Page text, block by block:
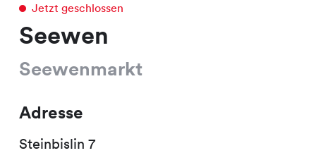
Jetzt geschlossen
Seewen
Seewenmarkt
Adresse
Steinbislin 7